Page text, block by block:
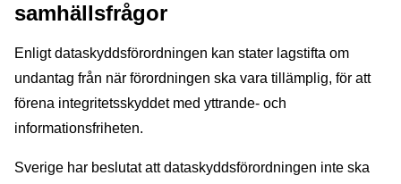
samhällsfrågor
Enligt dataskyddsförordningen kan stater lagstifta om
undantag från när förordningen ska vara tillämplig, för att
förena integritetsskyddet med yttrande- och
informationsfriheten.
Sverige har beslutat att dataskyddsförordningen inte ska